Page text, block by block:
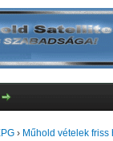
› Műhold vételek friss